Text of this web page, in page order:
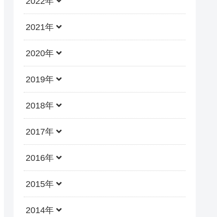
2021年
2020年
2019年
2018年
2017年
2016年
2015年
2014年